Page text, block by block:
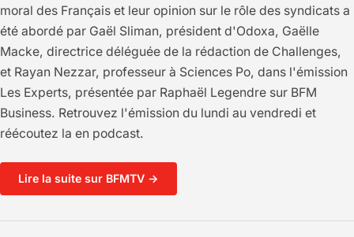
moral des Français et leur opinion sur le rôle des syndicats a
été abordé par Gaël Sliman, président d'Odoxa, Gaëlle
Macke, directrice déléguée de la rédaction de Challenges,
et Rayan Nezzar, professeur à Sciences Po, dans l'émission
Les Experts, présentée par Raphaël Legendre sur BFM
Business. Retrouvez l'émission du lundi au vendredi et
réécoutez la en podcast.
Lire la suite sur BFMTV →